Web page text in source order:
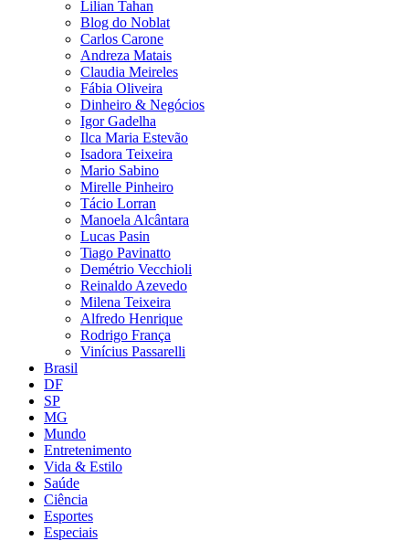
Lilian Tahan
Blog do Noblat
Carlos Carone
Andreza Matais
Claudia Meireles
Fábia Oliveira
Dinheiro & Negócios
Igor Gadelha
Ilca Maria Estevão
Isadora Teixeira
Mario Sabino
Mirelle Pinheiro
Tácio Lorran
Manoela Alcântara
Lucas Pasin
Tiago Pavinatto
Demétrio Vecchioli
Reinaldo Azevedo
Milena Teixeira
Alfredo Henrique
Rodrigo França
Vinícius Passarelli
Brasil
DF
SP
MG
Mundo
Entretenimento
Vida & Estilo
Saúde
Ciência
Esportes
Especiais